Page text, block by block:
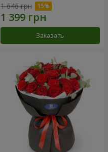
1 646 грн
Заказать